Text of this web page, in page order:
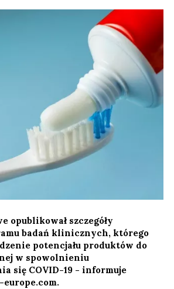
opublikował szczegóły
badań klinicznych, którego
potencjału produktów do
w spowolnieniu
się COVID-19 - informuje